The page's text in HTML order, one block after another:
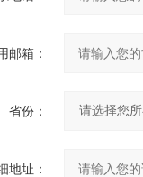
邮箱：
省份：
地址：